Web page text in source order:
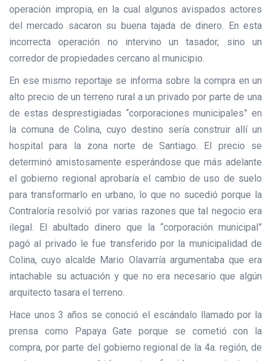
operación impropia, en la cual algunos avispados actores
del mercado sacaron su buena tajada de dinero. En esta
incorrecta operación no intervino un tasador, sino un
corredor de propiedades cercano al municipio.
En ese mismo reportaje se informa sobre la compra en un
alto precio de un terreno rural a un privado por parte de una
de estas desprestigiadas “corporaciones municipales” en
la comuna de Colina, cuyo destino sería construir allí un
hospital para la zona norte de Santiago. El precio se
determinó amistosamente esperándose que más adelante
el gobierno regional aprobaría el cambio de uso de suelo
para transformarlo en urbano, lo que no sucedió porque la
Contraloría resolvió por varias razones que tal negocio era
ilegal. El abultado dinero que la “corporación municipal”
pagó al privado le fue transferido por la municipalidad de
Colina, cuyo alcalde Mario Olavarría argumentaba que era
intachable su actuación y que no era necesario que algún
arquitecto tasara el terreno.
Hace unos 3 años se conoció el escándalo llamado por la
prensa como Papaya Gate porque se cometió con la
compra, por parte del gobierno regional de la 4a. región, de